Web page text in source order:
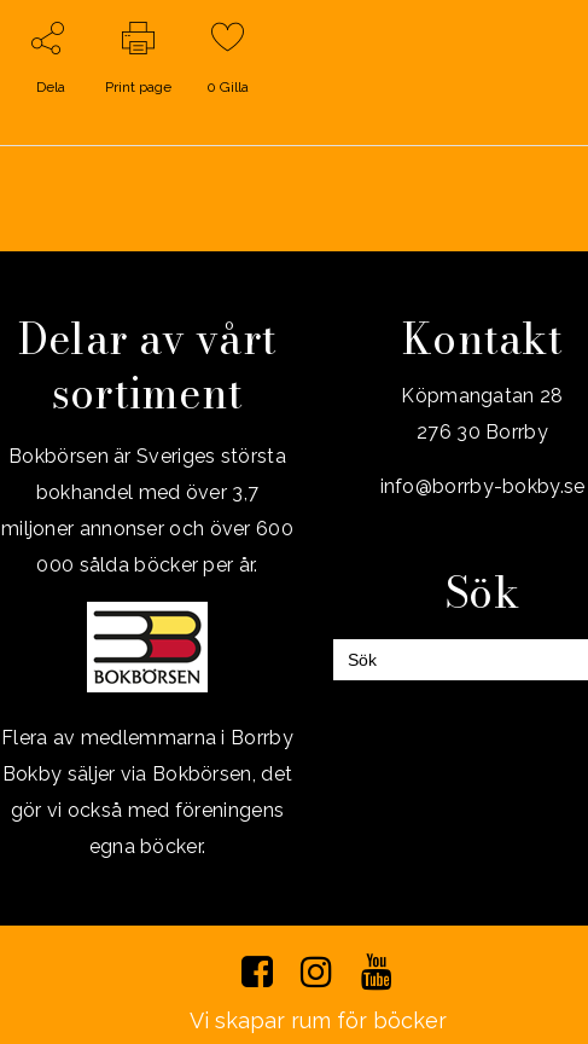
Dela Print page 0 Gilla
Delar av vårt
sortiment
Bokbörsen är Sveriges största
bokhandel med över 3,7
miljoner annonser och över 600
000 sålda böcker per år.
Flera av medlemmarna i Borrby
Bokby säljer via Bokbörsen, det
gör vi också med föreningens
egna böcker.
Kontakt
Köpmangatan 28
276 30 Borrby
info@borrby-bokby.se
Sök
Sök
efter:
Vi skapar rum för böcker